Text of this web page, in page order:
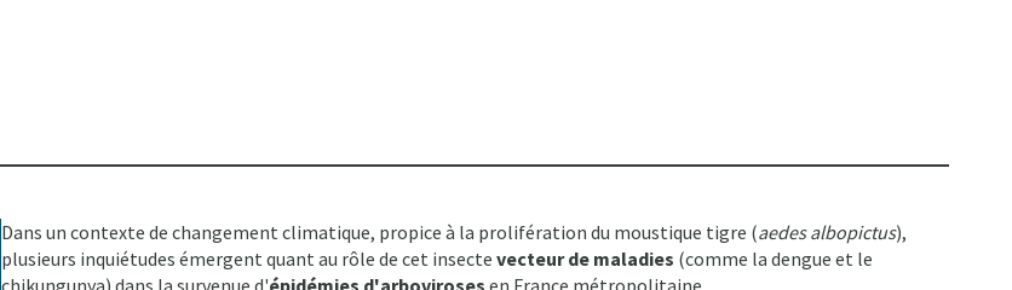
Dans un contexte de changement climatique, propice à la prolifération du moustique tigre (aedes albopictus),
plusieurs inquiétudes émergent quant au rôle de cet insecte vecteur de maladies (comme la dengue et le